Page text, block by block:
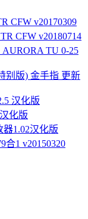
CFW v20170309
CFW v20180714
TU 0-25
别版) 金手指 更新
汉化版
化版
器1.02汉化版
合1 v20150320